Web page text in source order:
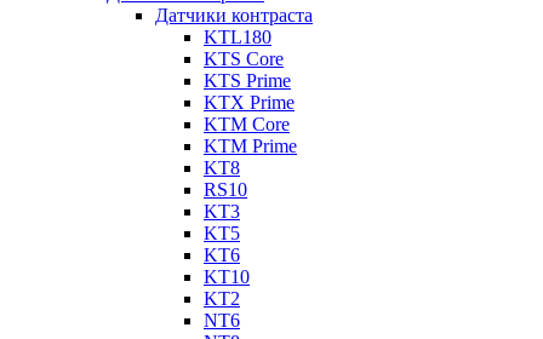
Датчики контраста
KTL180
KTS Core
KTS Prime
KTX Prime
KTM Core
KTM Prime
KT8
RS10
KT3
KT5
KT6
KT10
KT2
NT6